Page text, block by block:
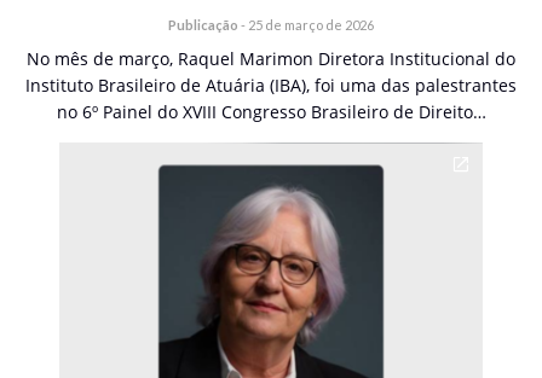
Publicação - 25 de março de 2026
No mês de março, Raquel Marimon Diretora Institucional do
Instituto Brasileiro de Atuária (IBA), foi uma das palestrantes
no 6º Painel do XVIII Congresso Brasileiro de Direito…